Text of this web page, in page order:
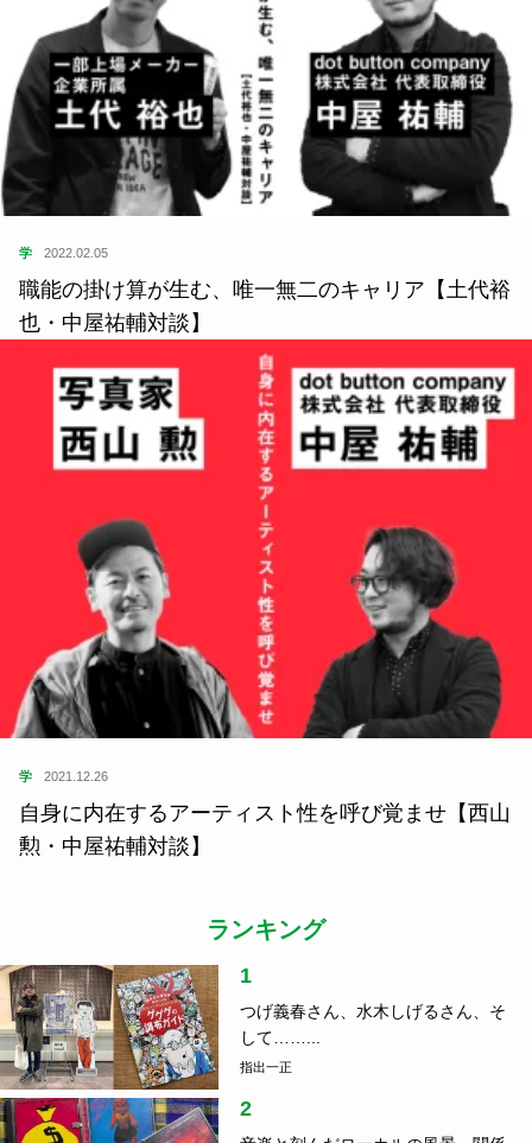
学 2022.02.05
職能の掛け算が生む、唯一無二のキャリア【土代裕
也・中屋祐輔対談】
学 2021.12.26
自身に内在するアーティスト性を呼び覚ませ【西山
勲・中屋祐輔対談】
ランキング
1
つげ義春さん、水木しげるさん、そ
して……...
指出一正
2